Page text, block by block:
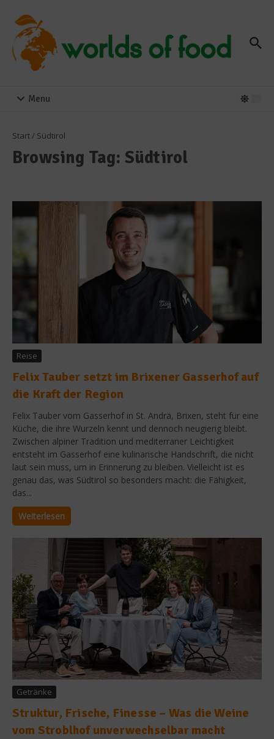
Menu
Start/ Südtirol
Browsing Tag: Südtirol
Reise
Felix Tauber setzt im Brixener Gasserhof auf
die Kraft der Region
Felix Tauber vom Gasserhof in St. Andrä, Brixen, steht für eine
Küche, die ihre Wurzeln kennt und dennoch neugierig bleibt.
Zwischen alpiner Tradition und mediterraner Leichtigkeit
entsteht im Gasserhof eine kulinarische Handschrift, die nicht
laut sein muss, um in Erinnerung zu bleiben. Vielleicht ist es
genau das, was Südtirol so besonders macht: die Fähigkeit,
das...
Weiterlesen
Getränke
Struktur, Frische, Finesse – Was die Weine
vom Stroblhof unverwechselbar macht